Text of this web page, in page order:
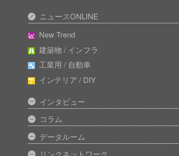
ニュースONLINE
New Trend
建築物 / インフラ
工業用 / 自動車
インテリア / DIY
インタビュー
コラム
データルーム
リンクネットワーク